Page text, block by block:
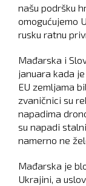
našu podršku
omogućujemo
rusku ratnu
Mađarska i
januara kada
EU zemljama
zvaničnici su
napadima
su napadi
namerno ne
Mađarska je
Ukrajini, a